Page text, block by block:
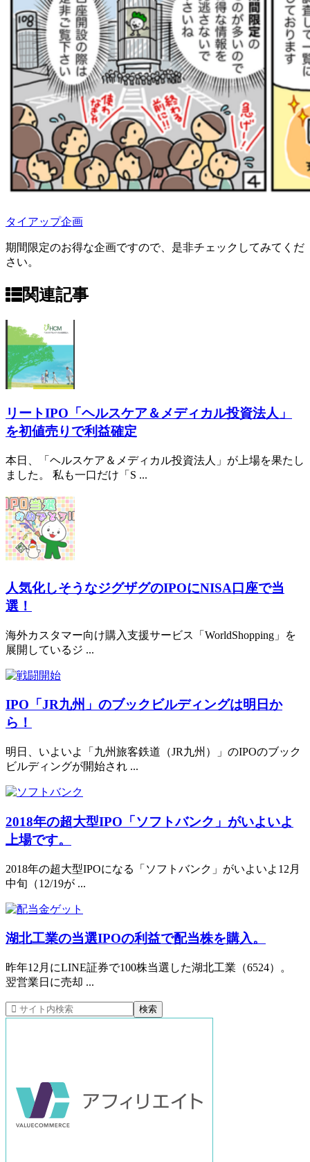
タイアップ企画
期間限定のお得な企画ですので、是非チェックしてみてくだ
さい。
関連記事
リートIPO「ヘルスケア＆メディカル投資法人」
を初値売りで利益確定
本日、「ヘルスケア＆メディカル投資法人」が上場を果たし
ました。 私も一口だけ「S ...
人気化しそうなジグザグのIPOにNISA口座で当
選！
海外カスタマー向け購入支援サービス「WorldShopping」を
展開しているジ ...
IPO「JR九州」のブックビルディングは明日か
ら！
明日、いよいよ「九州旅客鉄道（JR九州）」のIPOのブック
ビルディングが開始され ...
2018年の超大型IPO「ソフトバンク」がいよいよ
上場です。
2018年の超大型IPOになる「ソフトバンク」がいよいよ12月
中旬（12/19が ...
湖北工業の当選IPOの利益で配当株を購入。
昨年12月にLINE証券で100株当選した湖北工業（6524）。
翌営業日に売却 ...